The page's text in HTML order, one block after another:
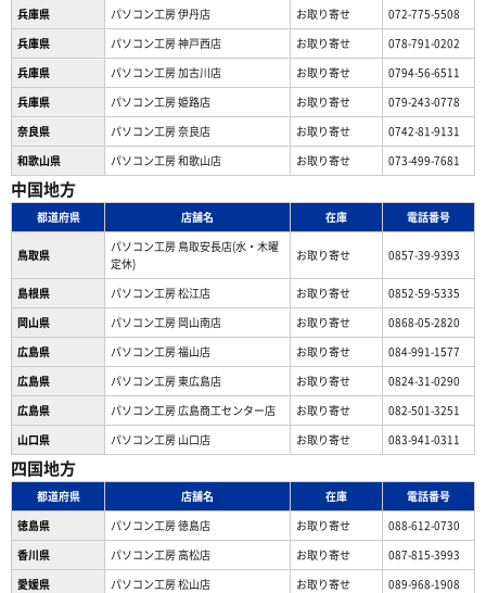
兵庫県
パソコン工房 伊丹店 お取り寄せ
072-775-5508
兵庫県
パソコン工房 神戸西店 お取り寄せ
078-791-0202
兵庫県
パソコン工房 加古川店 お取り寄せ
0794-56-6511
兵庫県
パソコン工房 姫路店 お取り寄せ
079-243-0778
奈良県
パソコン工房 奈良店 お取り寄せ
0742-81-9131
和歌山県
パソコン工房 和歌山店 お取り寄せ 073-499-7681
中国地方
都道府県 店舗名 在庫 電話番号
鳥取県
パソコン工房 鳥取安長店(水・木曜
定休)
お取り寄せ 0857-39-9393
島根県 パソコン工房 松江店 お取り寄せ
0852-59-5335
岡山県
パソコン工房 岡山南店 お取り寄せ
0868-05-2820
広島県
パソコン工房 福山店 お取り寄せ
084-991-1577
広島県
パソコン工房 東広島店 お取り寄せ
0824-31-0290
広島県
パソコン工房 広島商工センター店 お取り寄せ
082-501-3251
山口県
パソコン工房 山口店 お取り寄せ 083-941-0311
四国地方
都道府県 店舗名 在庫
電話番号
徳島県
パソコン工房 徳島店 お取り寄せ
088-612-0730
香川県
パソコン工房 高松店 お取り寄せ
087-815-3993
愛媛県
パソコン工房 松山店 お取り寄せ 089-968-1908